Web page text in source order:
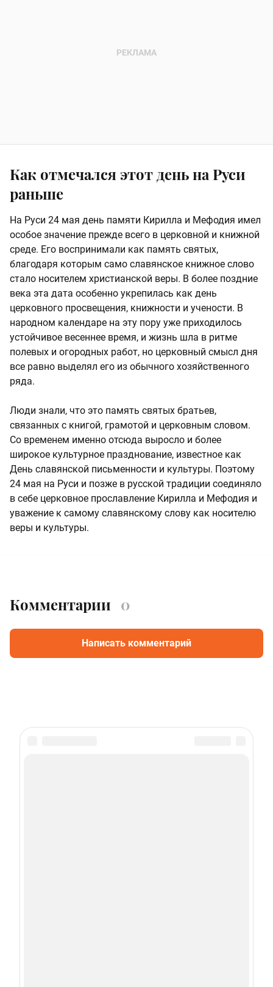
Как отмечался этот день на Руси
раньше
На Руси 24 мая день памяти Кирилла и Мефодия имел
особое значение прежде всего в церковной и книжной
среде. Его воспринимали как память святых,
благодаря которым само славянское книжное слово
стало носителем христианской веры. В более поздние
века эта дата особенно укрепилась как день
церковного просвещения, книжности и учености. В
народном календаре на эту пору уже приходилось
устойчивое весеннее время, и жизнь шла в ритме
полевых и огородных работ, но церковный смысл дня
все равно выделял его из обычного хозяйственного
ряда.
Люди знали, что это память святых братьев,
связанных с книгой, грамотой и церковным словом.
Со временем именно отсюда выросло и более
широкое культурное празднование, известное как
День славянской письменности и культуры. Поэтому
24 мая на Руси и позже в русской традиции соединяло
в себе церковное прославление Кирилла и Мефодия и
уважение к самому славянскому слову как носителю
веры и культуры.
Комментарии 0
Написать комментарий